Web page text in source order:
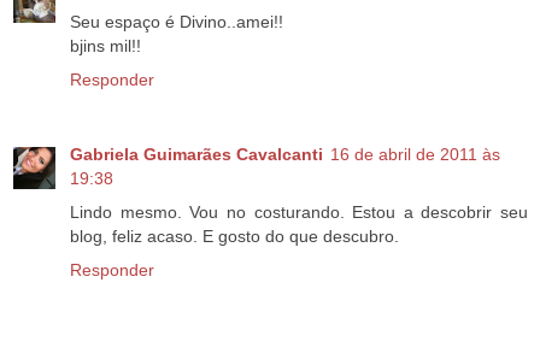
Seu espaço é Divino..amei!!
bjins mil!!
Responder
Gabriela Guimarães Cavalcanti 16 de abril de 2011 às
19:38
Lindo mesmo. Vou no costurando. Estou a descobrir seu
blog, feliz acaso. E gosto do que descubro.
Responder